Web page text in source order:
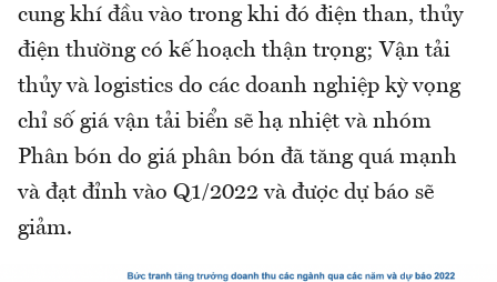
cung khí đầu vào trong khi đó điện than, thủy
điện thường có kế hoạch thận trọng; Vận tải
thủy và logistics do các doanh nghiệp kỳ vọng
chỉ số giá vận tải biển sẽ hạ nhiệt và nhóm
Phân bón do giá phân bón đã tăng quá mạnh
và đạt đỉnh vào Q1/2022 và được dự báo sẽ
giảm.